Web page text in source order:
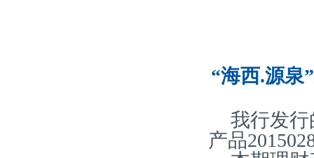
“海西.源泉
我行发行
产品